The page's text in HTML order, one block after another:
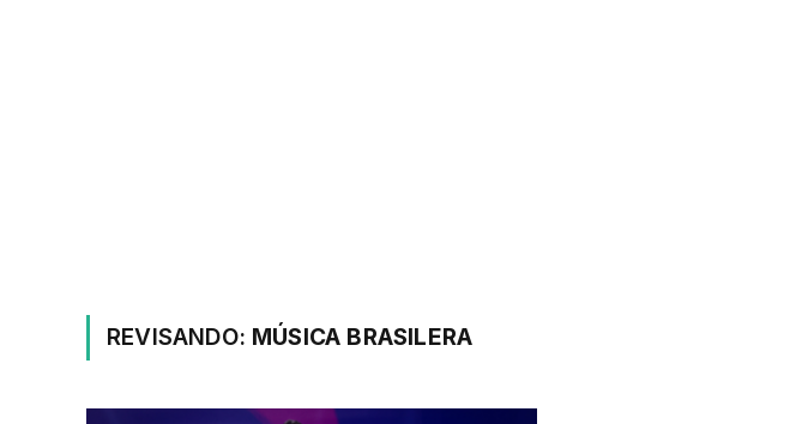
REVISANDO: MÚSICA BRASILERA